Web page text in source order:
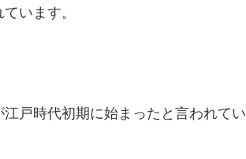
います。
戸時代初期に始まったと言われてい